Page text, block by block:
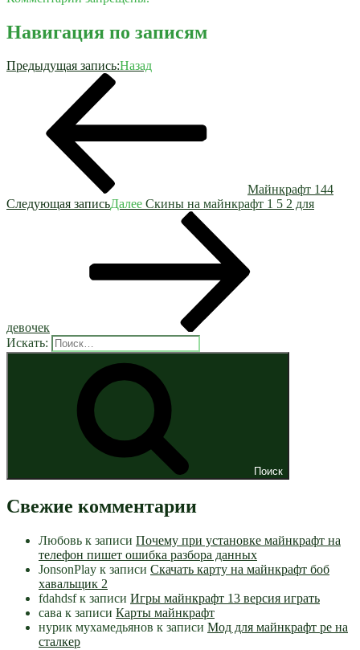
Навигация по записям
Предыдущая запись:Назад
Майнкрафт 144
Следующая записьДалее Скины на майнкрафт 1 5 2 для
девочек
Искать:
Поиск
Свежие комментарии
Любовь к записи Почему при установке майнкрафт на
телефон пишет ошибка разбора данных
JonsonPlay к записи Скачать карту на майнкрафт боб
хавальщик 2
fdahdsfк записи Игры майнкрафт 13 версия играть
сава к записи Карты майнкрафт
нурик мухамедьянов к записи Мод для майнкрафт pe на
сталкер